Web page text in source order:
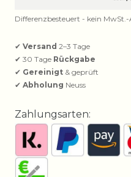
Differenzbesteuert - kein MwSt.-
✔ Versand 2–3 Tage
✔ 30 Tage Rückgabe
✔ Gereinigt & geprüft
✔ Abholung Neuss
Zahlungsarten: